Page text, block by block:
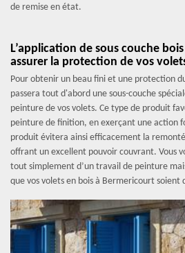
de remise en état.
L’application de sous couche
assurer la protection de vos
Pour obtenir un beau fini et une protection
passera tout d'abord une sous-couche
peinture de vos volets. Ce type de produit
peinture de finition, en exerçant une action
produit évitera ainsi efficacement la
offrant un excellent pouvoir couvrant. Vous
tout simplement d’un travail de peinture
que vos volets en bois à Bermericourt soient